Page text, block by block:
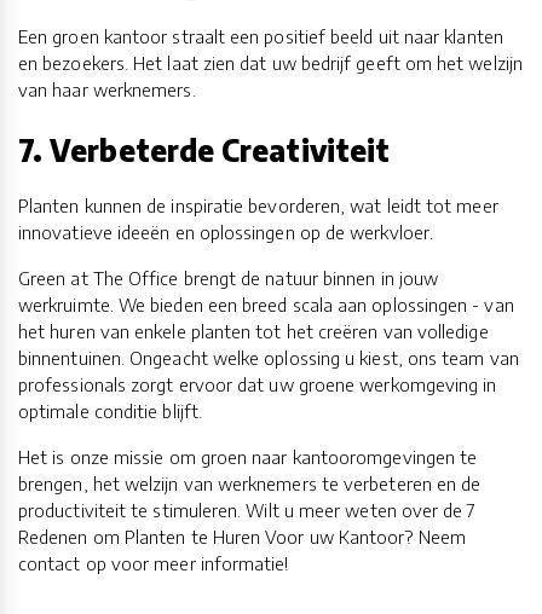
Een groen kantoor straalt een positief beeld uit naar klanten
en bezoekers. Het laat zien dat uw bedrijf geeft om het welzijn
van haar werknemers.
7. Verbeterde Creativiteit
Planten kunnen de inspiratie bevorderen, wat leidt tot meer
innovatieve ideeën en oplossingen op de werkvloer.
Green at The Office brengt de natuur binnen in jouw
werkruimte. We bieden een breed scala aan oplossingen - van
het huren van enkele planten tot het creëren van volledige
binnentuinen. Ongeacht welke oplossing u kiest, ons team van
professionals zorgt ervoor dat uw groene werkomgeving in
optimale conditie blijft.
Het is onze missie om groen naar kantooromgevingen te
brengen, het welzijn van werknemers te verbeteren en de
productiviteit te stimuleren. Wilt u meer weten over de 7
Redenen om Planten te Huren Voor uw Kantoor? Neem
contact op voor meer informatie!